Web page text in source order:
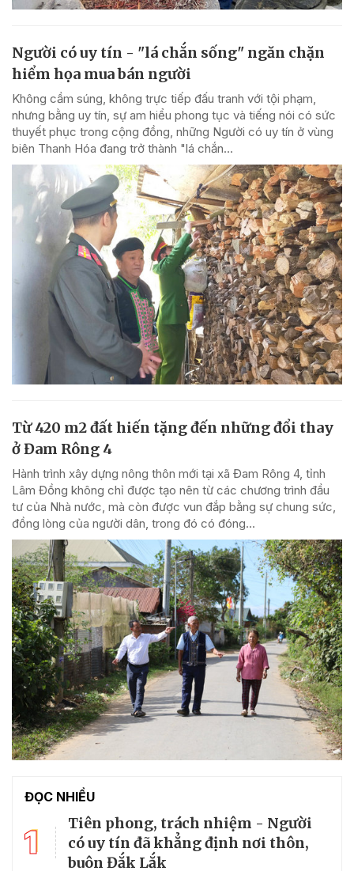
Người có uy tín - "lá chắn sống" ngăn chặn
hiểm họa mua bán người
Không cầm súng, không trực tiếp đấu tranh với tội phạm,
nhưng bằng uy tín, sự am hiểu phong tục và tiếng nói có sức
thuyết phục trong cộng đồng, những Người có uy tín ở vùng
biên Thanh Hóa đang trở thành "lá chắn...
Từ 420 m2 đất hiến tặng đến những đổi thay
ở Đam Rông 4
Hành trình xây dựng nông thôn mới tại xã Đam Rông 4, tỉnh
Lâm Đồng không chỉ được tạo nên từ các chương trình đầu
tư của Nhà nước, mà còn được vun đắp bằng sự chung sức,
đồng lòng của người dân, trong đó có đóng...
ĐỌC NHIỀU
1
Tiên phong, trách nhiệm - Người
có uy tín đã khẳng định nơi thôn,
buôn Đắk Lắk